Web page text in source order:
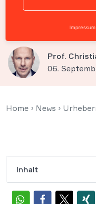
Prof.
06.
Home › News ›
Inhalt
Impressum